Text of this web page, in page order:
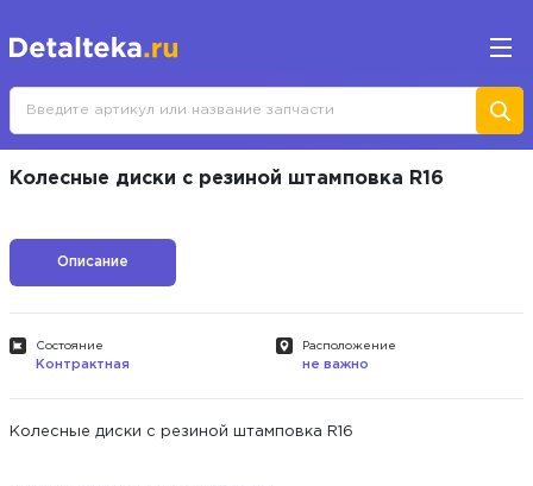
Колесные диски с резиной штамповка R16
Описание
Состояние
Контрактная
Расположение
не важно
Колесные диски с резиной штамповка R16